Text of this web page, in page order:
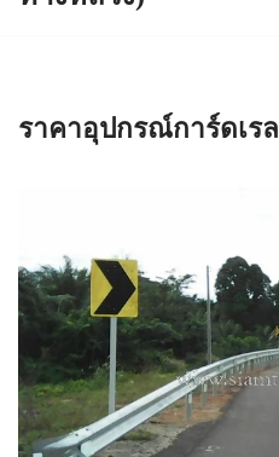
ราคาอุปกรณ์การ์ดเรล